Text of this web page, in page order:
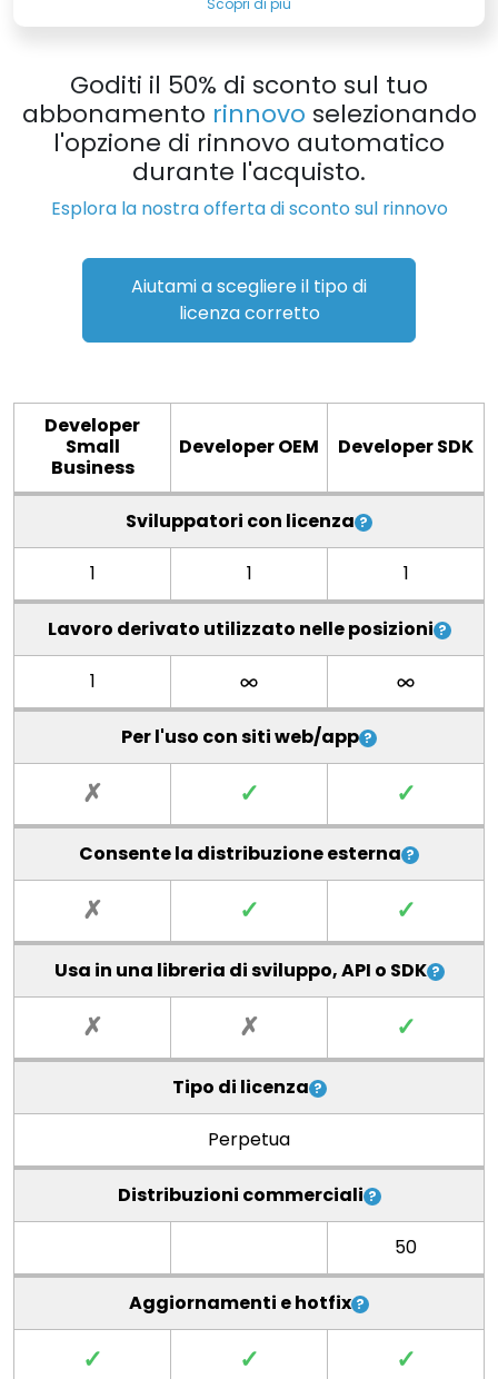
Goditi il 50% di sconto sul tuo
abbonamento rinnovo selezionando
l'opzione di rinnovo automatico
durante l'acquisto.
Esplora la nostra offerta di sconto sul rinnovo
Aiutami a scegliere il tipo di
licenza corretto
Developer
Small
Business
Developer OEM Developer SDK
Sviluppatori con licenza
1 1 1
Lavoro derivato utilizzato nelle posizioni
1
Per l'uso con siti web/app
✗ ✓ ✓
Consente la distribuzione esterna
✗ ✓ ✓
Usa in una libreria di sviluppo, API o SDK
✗ ✗ ✓
Tipo di licenza
Perpetua
Distribuzioni commerciali
50
Aggiornamenti e hotfix
✓ ✓ ✓